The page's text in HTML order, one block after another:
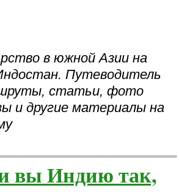
в южной Азии на
Путеводитель
статьи, фото
и другие материалы на
вы Индию так,